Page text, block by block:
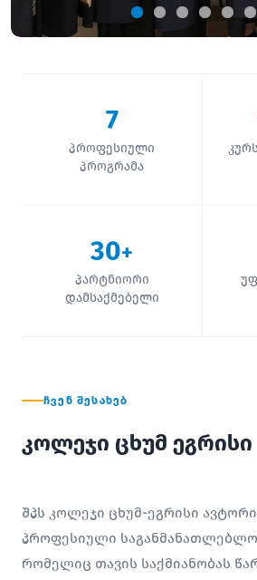
7
პროფესიული
პროგრამა
30+
პარტნიორი
დამსაქმებელი
ᲩᲕᲔᲜ ᲨᲔᲡᲐᲮᲔᲑ
კოლეჯი ცხუმ ეგრისი
შპს კოლეჯი ცხუმ-ეგრისი
პროფესიული საგანმანათლებლო
რომელიც თავის საქმიანობას